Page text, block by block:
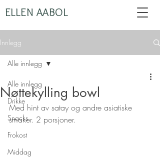
ELLEN AABOL
Innlegg
Alle innlegg
Drikke
Snacks
Frokost
Middag
Alle innlegg
Nøttekylling bowl
Med hint av satay og andre asiatiske
smaker. 2 porsjoner.